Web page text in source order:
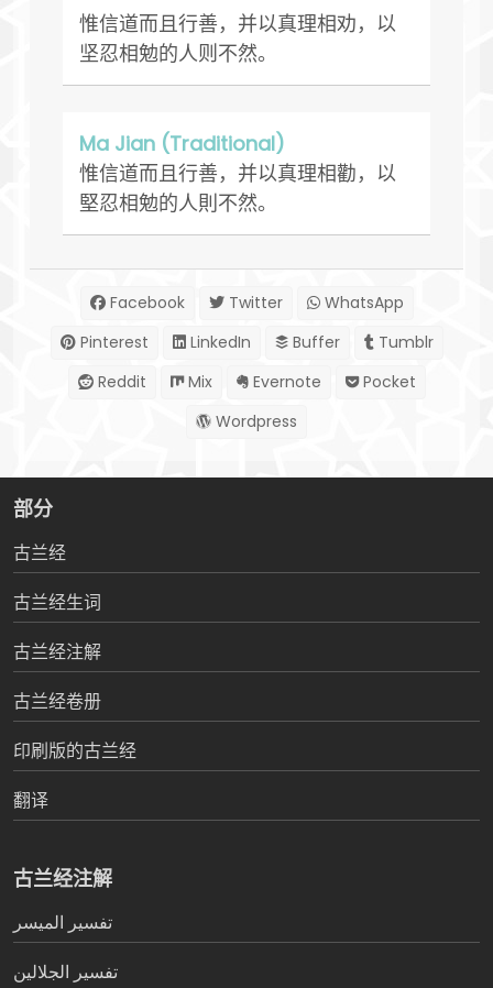
惟信道而且行善，并以真理相劝，以
坚忍相勉的人则不然。
Ma Jian (Traditional)
惟信道而且行善，并以真理相勸，以
堅忍相勉的人則不然。
Facebook Twitter
WhatsApp
Pinterest
LinkedIn Buffer
Tumblr
Reddit
Mix Evernote
Pocket
Wordpress
部分
古兰经
古兰经生词
古兰经注解
古兰经卷册
印刷版的古兰经
翻译
古兰经注解
تفسير المیسر
تفسير الجلالين